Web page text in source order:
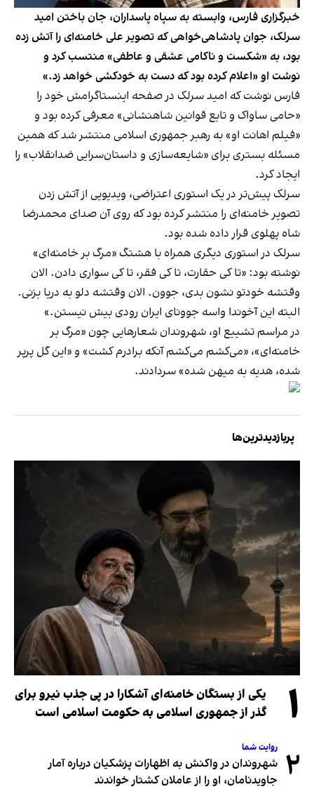
خبرگزاری فارس،‌ وابسته به سپاه پاسداران، جان باختن امید
سرلک، جوان پادشاهی‌خواهی که تصویر علی خامنه‌ای را آتش زده
بود، به «شکست و ناکامی عشقی و عاطفی» منتسب کرد و
نوشت او «اعلام کرده بود که دست به خودکشی خواهد زد.»
فارس نوشت که امید سرلک در صفحه اینستاگرامش خود را
«حامی ساواک و تابع قوانین شاهنشانی» معرفی کرده بود و
«فیلم اهانت او» به رهبر جمهوری اسلامی منتشر شد که همین
مسئله بستری برای «شایعه‌سازی و داستان‌سرایی ضدانقلاب» را
ایجاد کرد.
سرلک پیش‌تر در یک استوری اعتراضی، ویدیویی از آتش زدن
تصویر خامنه‌ای را منتشر کرده بود که روی آن صدای محمدرضا
شاه پهلوی قرار داده شده بود.
سرلک در استوری دیگری همراه با هشتگ «مرگ بر خامنه‌ای»
نوشته بود: «تا کی حقارت، تا کی فقر، تا کی سواری دادن. الان
وقتشه خودتو نشون بدی، جوون. الان وقتشه دلو به دریا بزنی.
البته این آخوندا واسه جوونای ایران رودی بیش نیستن.»
در مراسم تشییع او، شهروندان شعارهایی چون «مرگ بر
خامنه‌ای»، «می‌کشم می‌کشم آنکه برادرم کشت» و «این گل پرپر
شده، هدیه به میهن شده» سردادند.
پربازدیدترین‌ها
۱
یکی از بستگان خامنه‌ای آشکارا در پی جذب نیرو برای
گذر از جمهوری اسلامی به حکومت اسلامی است
۲ روایت شما
شهروندان در واکنش به اظهارات پزشکیان درباره آمار
جاویدنامان، او را از عاملان کشتار خواندند